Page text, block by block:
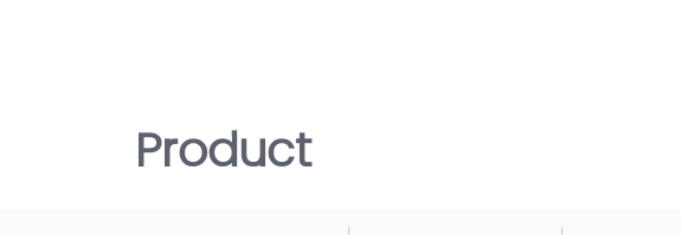
Product